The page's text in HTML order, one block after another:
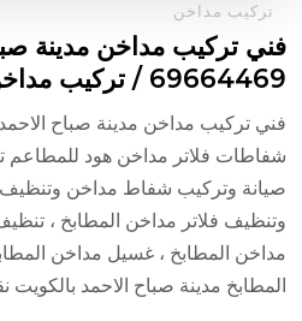
تركيب مداخن
فني تركيب مداخن مدينة
69664469 / تركيب مداخن هود مطابخ مطاعم
فني تركيب مداخن مدينة صباح
شفاطات فلاتر مداخن هود
صيانة وتركيب شفاط مداخن
وتنظيف فلاتر مداخن المطابخ ،
مداخن المطابخ ، غسيل مداخن
المطابخ مدينة صباح الاحمد